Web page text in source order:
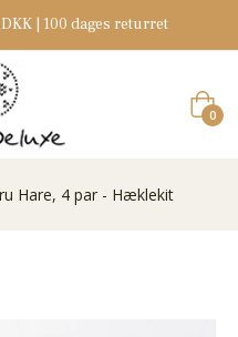
| 100 dages returret
0
Hare, 4 par - Hæklekit